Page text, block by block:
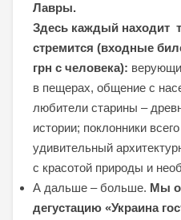
Лавры.
Здесь каждый находит
стремится (входные
грн с человека):
в пещерах, общение с
любители старины –
истории; поклонники
удивительный
с красотой природы и
А дальше – больше. Мы
дегустацию «Украина